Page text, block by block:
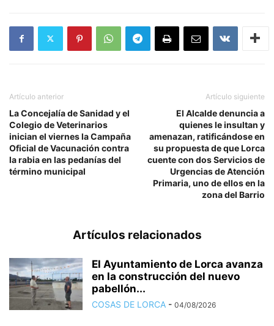
Artículo anterior
La Concejalía de Sanidad y el
Colegio de Veterinarios
inician el viernes la Campaña
Oficial de Vacunación contra
la rabia en las pedanías del
término municipal
Artículo siguiente
El Alcalde denuncia a
quienes le insultan y
amenazan, ratificándose en
su propuesta de que Lorca
cuente con dos Servicios de
Urgencias de Atención
Primaria, uno de ellos en la
zona del Barrio
Artículos relacionados
El Ayuntamiento de Lorca avanza
en la construcción del nuevo
pabellón...
COSAS DE LORCA - 04/08/2026